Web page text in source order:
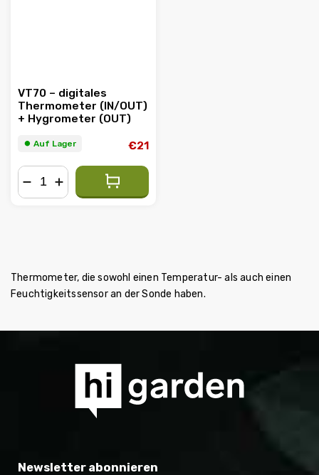
VT70 – digitales
Thermometer (IN/OUT)
+ Hygrometer (OUT)
⏺︎ Auf Lager €21
Thermometer, die sowohl einen Temperatur- als auch einen
Feuchtigkeitssensor an der Sonde haben.
Newsletter abonnieren